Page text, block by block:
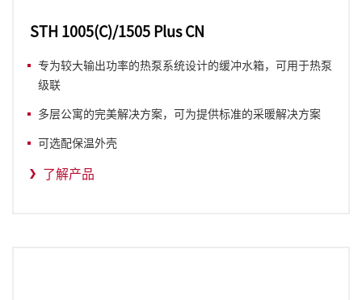
STH 1005(C)/1505 Plus CN
专为较大输出功率的热泵系统设计的缓冲水箱，可用于热泵
级联
多层公寓的完美解决方案，可为提供标准的采暖解决方案
可选配保温外壳
了解产品